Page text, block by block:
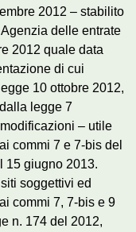
2012 – stabilito
delle entrate
2012 quale data
di cui
10 ottobre 2012,
legge 7
– utile
commi 7 e 7-bis del
15 giugno 2013.
soggettivi ed
commi 7, 7-bis e 9
n. 174 del 2012,